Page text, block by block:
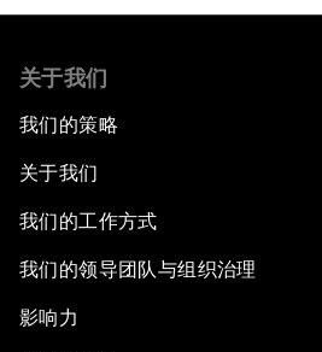
关于我们
我们的策略
关于我们
我们的工作方式
我们的领导团队与组织治理
影响力